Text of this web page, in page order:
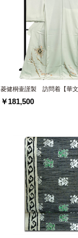
菱健桐壷謹製 訪問着【華文
￥181,500